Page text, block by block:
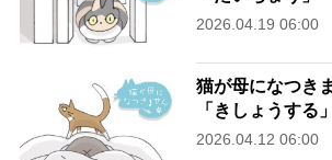
2026.04.19 06:00
猫が母になつき
「きしょうする」
2026.04.12 06:00